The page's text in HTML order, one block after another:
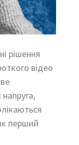
рішення
відео
перший